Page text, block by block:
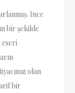
Ince
bir şekilde
eseri
olan
bir